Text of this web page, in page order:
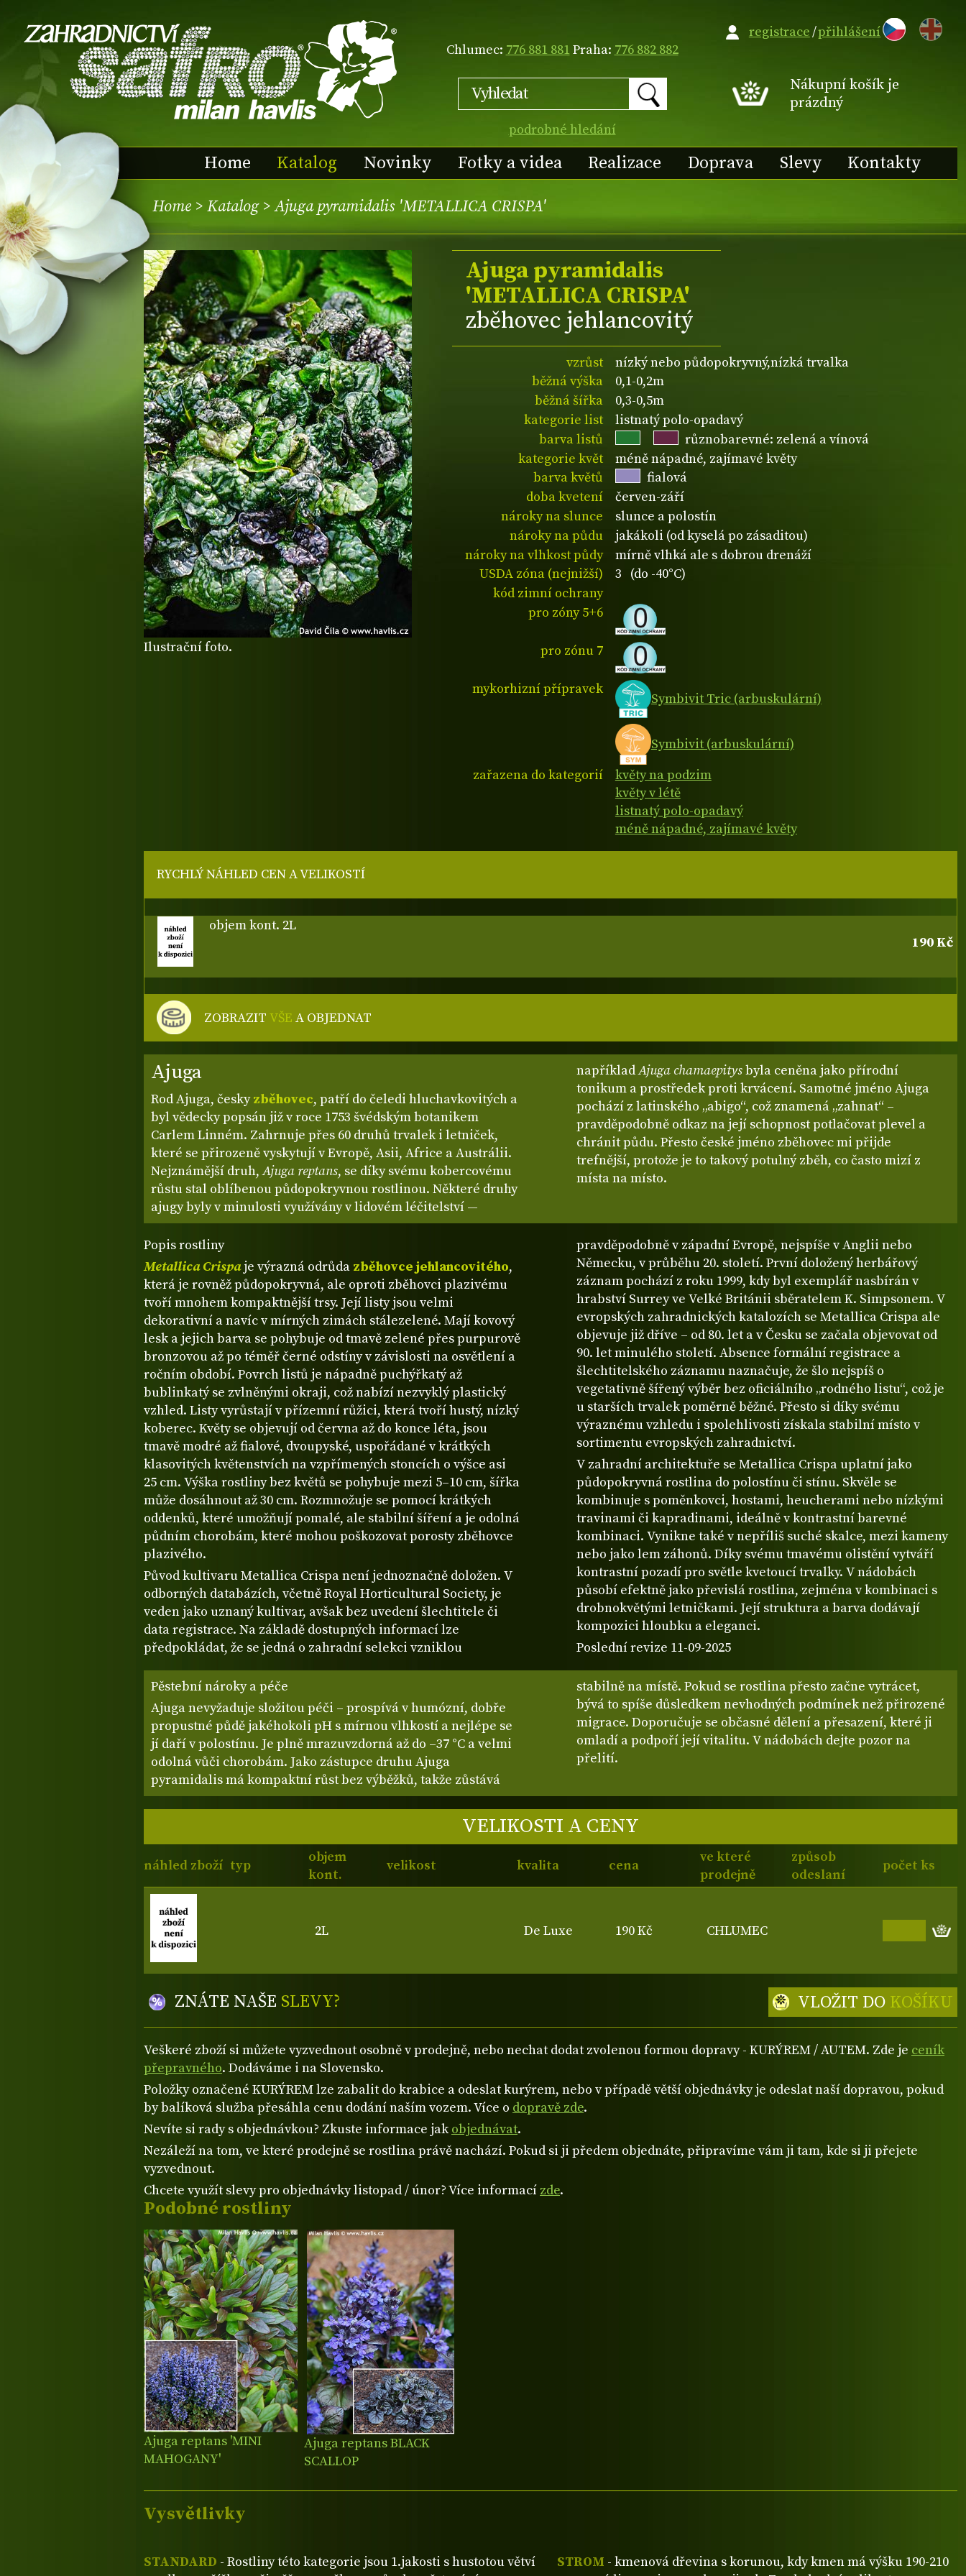
Chlumec: 776 881 881Praha: 776 882 882
podrobné hledání
EN
Nákupní košík je
prázdný
Home Katalog Novinky Fotky a videa Realizace Doprava Slevy Kontakty
registrace/přihlášení
Home > Katalog> Ajuga pyramidalis 'METALLICA CRISPA'
Ilustrační foto.
Ajuga pyramidalis
'METALLICA CRISPA'
zběhovec jehlancovitý
vzrůst
nízký nebo půdopokryvný,nízká trvalka
běžná výška
0,1-0,2m
běžná šířka
0,3-0,5m
kategorie list
listnatý polo-opadavý
barva listů
různobarevné: zelená a vínová
kategorie květ
méně nápadné, zajímavé květy
barva květů
fialová
doba kvetení
červen-září
nároky na slunce
slunce a polostín
nároky na půdu
jakákoli (od kyselá po zásaditou)
nároky na vlhkost půdy
mírně vlhká ale s dobrou drenáží
USDA zóna (nejnižší)
3 (do -40°C)
kód zimní ochrany
pro zóny 5+6
pro zónu 7
mykorhizní přípravek
Symbivit Tric (arbuskulární)
Symbivit (arbuskulární)
zařazena do kategorií
květy na podzim
květy v létě
listnatý polo-opadavý
méně nápadné, zajímavé květy
Ajuga
Rod Ajuga, českyzběhovec, patří do čeledi hluchavkovitých a
byl vědecky popsán již v roce 1753 švédským botanikem
Carlem Linném. Zahrnuje přes 60 druhů trvalek i letniček,
které se přirozeně vyskytují v Evropě, Asii, Africe a Austrálii.
Nejznámější druh,Ajuga reptans, se díky svému kobercovému
růstu stal oblíbenou půdopokryvnou rostlinou. Některé druhy
ajugy byly v minulosti využívány v lidovém léčitelství —
napříkladAjuga chamaepitysbyla ceněna jako přírodní
tonikum a prostředek proti krvácení. Samotné jméno Ajuga
pochází z latinského „abigo“, což znamená „zahnat“ –
pravděpodobně odkaz na její schopnost potlačovat plevel a
chránit půdu. Přesto české jméno zběhovec mi přijde
trefnější, protože je to takový potulný zběh, co často mizí z
místa na místo.
Popis rostliny
Metallica Crispaje výrazná odrůda zběhovce jehlancovitého,
která je rovněž půdopokryvná, ale oproti zběhovci plazivému
tvoří mnohem kompaktnější trsy. Její listy jsou velmi
dekorativní a navíc v mírných zimách stálezelené. Mají kovový
lesk a jejich barva se pohybuje od tmavě zelené přes purpurově
bronzovou až po téměř černé odstíny v závislosti na osvětlení a
ročním období. Povrch listů je nápadně puchýřkatý až
bublinkatý se zvlněnými okraji, což nabízí nezvyklý plastický
vzhled. Listy vyrůstají v přízemní růžici, která tvoří hustý, nízký
koberec. Květy se objevují od června až do konce léta, jsou
tmavě modré až fialové, dvoupyské, uspořádané v krátkých
klasovitých květenstvích na vzpřímených stoncích o výšce asi
25 cm. Výška rostliny bez květů se pohybuje mezi 5–10 cm, šířka
může dosáhnout až 30 cm. Rozmnožuje se pomocí krátkých
oddenků, které umožňují pomalé, ale stabilní šíření a je odolná
půdním chorobám, které mohou poškozovat porosty zběhovce
plazivého.
Původ kultivaru Metallica Crispa není jednoznačně doložen. V
odborných databázích, včetně Royal Horticultural Society, je
veden jako uznaný kultivar, avšak bez uvedení šlechtitele či
data registrace. Na základě dostupných informací lze
předpokládat, že se jedná o zahradní selekci vzniklou
pravděpodobně v západní Evropě, nejspíše v Anglii nebo
Německu, v průběhu 20. století. První doložený herbářový
záznam pochází z roku 1999, kdy byl exemplář nasbírán v
hrabství Surrey ve Velké Británii sběratelem K. Simpsonem. V
evropských zahradnických katalozích se Metallica Crispa ale
objevuje již dříve – od 80. let a v Česku se začala objevovat od
90. let minulého století. Absence formální registrace a
šlechtitelského záznamu naznačuje, že šlo nejspíš o
vegetativně šířený výběr bez oficiálního „rodného listu“, což je
u starších trvalek poměrně běžné. Přesto si díky svému
výraznému vzhledu i spolehlivosti získala stabilní místo v
sortimentu evropských zahradnictví.
V zahradní architektuře se Metallica Crispa uplatní jako
půdopokryvná rostlina do polostínu či stínu. Skvěle se
kombinuje s poměnkovci, hostami, heucherami nebo nízkými
travinami či kapradinami, ideálně v kontrastní barevné
kombinaci. Vynikne také v nepříliš suché skalce, mezi kameny
nebo jako lem záhonů. Díky svému tmavému olistění vytváří
kontrastní pozadí pro světle kvetoucí trvalky. V nádobách
působí efektně jako převislá rostlina, zejména v kombinaci s
drobnokvětými letničkami. Její struktura a barva dodávají
kompozici hloubku a eleganci.
Poslední revize 11-09-2025
Pěstební nároky a péče
Ajuga nevyžaduje složitou péči – prospívá v humózní, dobře
propustné půdě jakéhokoli pH s mírnou vlhkostí a nejlépe se
jí daří v polostínu. Je plně mrazuvzdorná až do –37 °C a velmi
odolná vůči chorobám. Jako zástupce druhu Ajuga
pyramidalis má kompaktní růst bez výběžků, takže zůstává
stabilně na místě. Pokud se rostlina přesto začne vytrácet,
bývá to spíše důsledkem nevhodných podmínek než přirozené
migrace. Doporučuje se občasné dělení a přesazení, které ji
omladí a podpoří její vitalitu. V nádobách dejte pozor na
přelití.
VELIKOSTI A CENY
náhled zboží typ
objem
kont.
velikost kvalita cena
ve které
prodejně
způsob
odeslaní
počet ks
2L De Luxe 190 Kč CHLUMEC
ZNÁTE NAŠE SLEVY? VLOŽIT DO KOŠÍKU
RYCHLÝ NÁHLED CEN A VELIKOSTÍ
objem kont. 2L
190 Kč
ZOBRAZITVŠE A OBJEDNAT
Podobné rostliny
Ajuga reptans 'MINI
MAHOGANY'
Ajuga reptans BLACK
SCALLOP
Veškeré zboží si můžete vyzvednout osobně v prodejně, nebo nechat dodat zvolenou formou dopravy - KURÝREM / AUTEM. Zde je ceník
přepravného. Dodáváme i na Slovensko.
Položky označené KURÝREM lze zabalit do krabice a odeslat kurýrem, nebo v případě větší objednávky je odeslat naší dopravou, pokud
by balíková služba přesáhla cenu dodání naším vozem. Více o dopravě zde.
Nevíte si rady s objednávkou? Zkuste informace jakobjednávat.
Nezáleží na tom, ve které prodejně se rostlina právě nachází. Pokud si ji předem objednáte, připravíme vám ji tam, kde si ji přejete
vyzvednout.
Chcete využít slevy pro objednávky listopad / únor? Více informací zde.
Vysvětlivky
STANDARD - Rostliny této kategorie jsou 1.jakosti s hustotou větví
STROM - kmenová dřevina s korunou, kdy kmen má výšku 190-210